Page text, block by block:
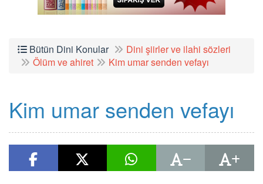
Bütün Dini Konular
Dini şiirler ve ilahi sözleri
Ölüm ve ahiret
Kim umar senden vefayı
Kim umar senden vefayı